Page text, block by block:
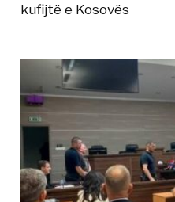
kufijtë e Kosovës